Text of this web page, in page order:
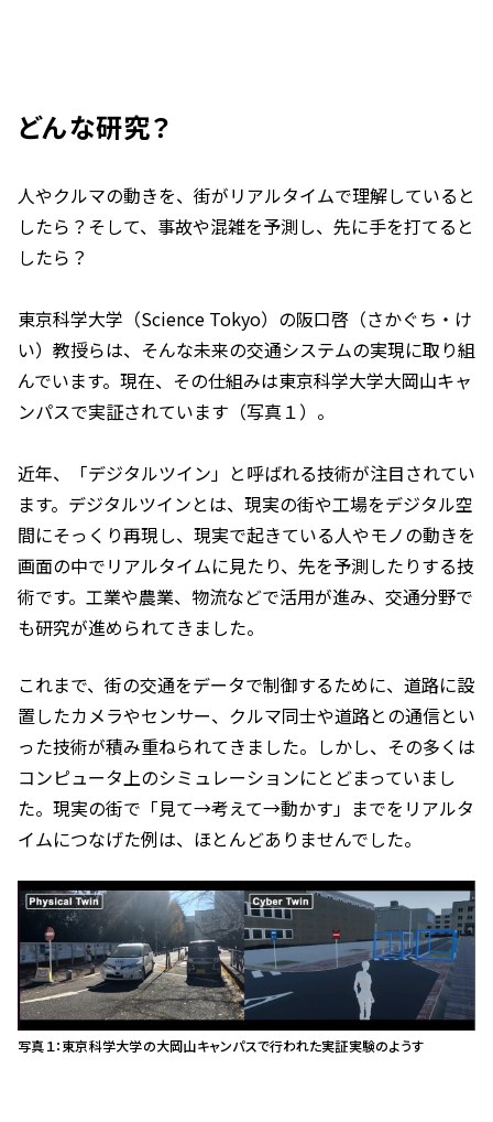
どんな研究？
人やクルマの動きを、街がリアルタイムで理解していると
したら？そして、事故や混雑を予測し、先に手を打てると
したら？
東京科学大学（Science Tokyo）の阪口啓（さかぐち・け
い）教授らは、そんな未来の交通システムの実現に取り組
んでいます。現在、その仕組みは東京科学大学大岡山キャ
ンパスで実証されています（写真１）。
近年、「デジタルツイン」と呼ばれる技術が注目されてい
ます。デジタルツインとは、現実の街や工場をデジタル空
間にそっくり再現し、現実で起きている人やモノの動きを
画面の中でリアルタイムに見たり、先を予測したりする技
術です。工業や農業、物流などで活用が進み、交通分野で
も研究が進められてきました。
これまで、街の交通をデータで制御するために、道路に設
置したカメラやセンサー、クルマ同士や道路との通信とい
った技術が積み重ねられてきました。しかし、その多くは
コンピュータ上のシミュレーションにとどまっていまし
た。現実の街で「見て→考えて→動かす」までをリアルタ
イムにつなげた例は、ほとんどありませんでした。
写真１：東京科学大学の大岡山キャンパスで行われた実証実験のようす